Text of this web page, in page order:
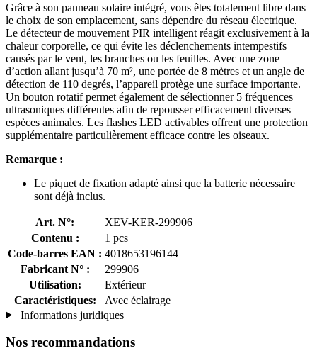
Grâce à son panneau solaire intégré, vous êtes totalement libre dans
le choix de son emplacement, sans dépendre du réseau électrique.
Le détecteur de mouvement PIR intelligent réagit exclusivement à la
chaleur corporelle, ce qui évite les déclenchements intempestifs
causés par le vent, les branches ou les feuilles. Avec une zone
d’action allant jusqu’à 70 m², une portée de 8 mètres et un angle de
détection de 110 degrés, l’appareil protège une surface importante.
Un bouton rotatif permet également de sélectionner 5 fréquences
ultrasoniques différentes afin de repousser efficacement diverses
espèces animales. Les flashes LED activables offrent une protection
supplémentaire particulièrement efficace contre les oiseaux.
Remarque :
Le piquet de fixation adapté ainsi que la batterie nécessaire
sont déjà inclus.
Art. N°:
XEV-KER-299906
Contenu :
1 pcs
Code-barres EAN : 4018653196144
Fabricant N° :
299906
Utilisation:
Extérieur
Caractéristiques:
Avec éclairage
Informations juridiques
Nos recommandations